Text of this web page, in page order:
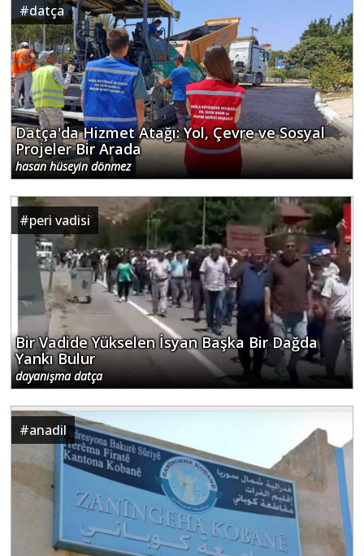
#datça
Datça'da Hizmet Atağı: Yol, Çevre ve Sosyal
Projeler Bir Arada
hasan hüseyin dönmez
#peri vadisi
Bir Vadide Yükselen İsyan Başka Bir Dağda
Yankı Bulur
dayanışma datça
#anadil